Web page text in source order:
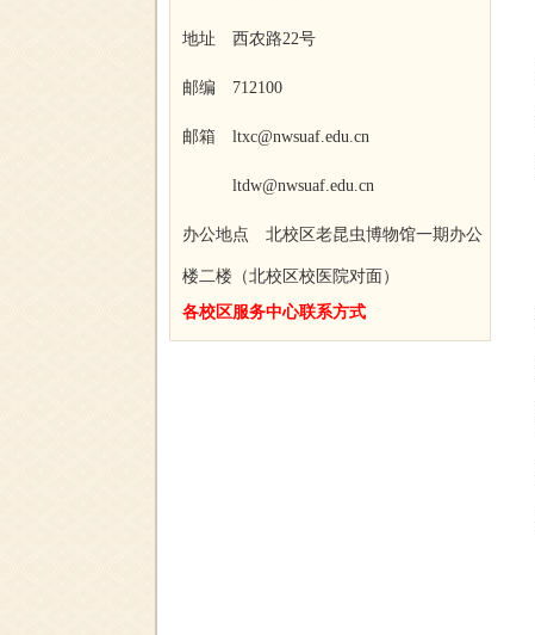
地址 西农路22号
邮编 712100
邮箱 ltxc@nwsuaf.edu.cn
ltdw@nwsuaf.edu.cn
办公地点 北校区老昆虫博物馆一期办公
楼二楼（北校区校医院对面）
各校区服务中心联系方式